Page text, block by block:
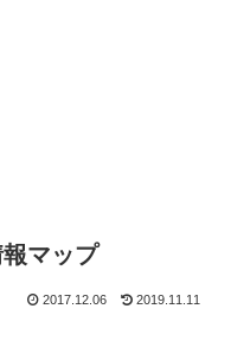
マップ
2017.12.06 2019.11.11